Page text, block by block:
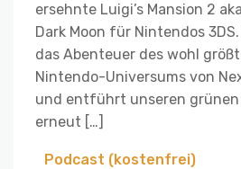
ersehnte Luigi’s Mansion 2
Dark Moon für Nintendos
das Abenteuer des wohl
Nintendo-Universums von
und entführt unseren
erneut […]
Podcast (kostenfrei)